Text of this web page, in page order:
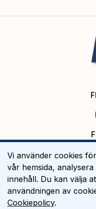
Vi använder cookies
vår hemsida,
innehåll. Du kan välja
användningen av
Cookiepolicy.